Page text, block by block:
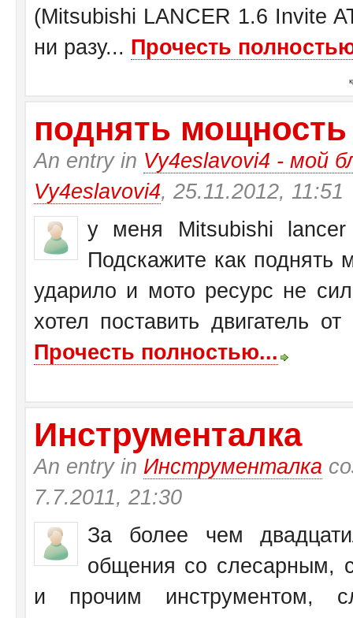
(Mitsubishi LANCER 1.6 Invite
ни разу... Прочесть
поднять
An entry in Vy4eslavovi4 - мой
Vy4eslavovi4, 25.11.2012, 11:51
у меня Mitsubishi
Подскажите как поднять
ударило и мото ресурс не
хотел поставить двигатель
Прочесть полностью...
Инструменталка
An entry in Инструменталка
7.7.2011, 21:30
За более чем
общения со слесарным,
и прочим инструментом,